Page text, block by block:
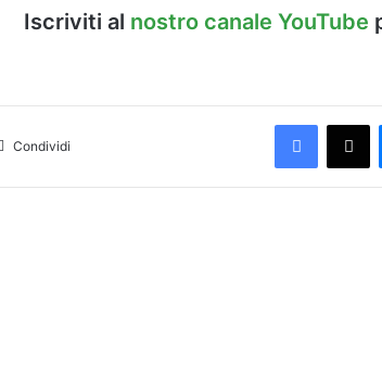
Iscriviti al nostro canale YouTube
Condividi
X